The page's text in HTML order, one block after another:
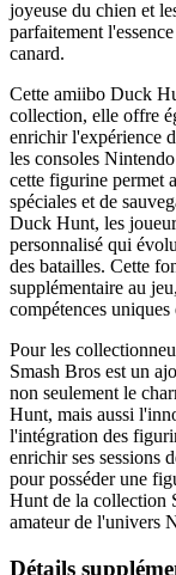
joyeuse du chien et
parfaitement
canard.
Cette amiibo Duck
collection, elle offre
enrichir l'expérience
les consoles
cette figurine permet
spéciales et de
Duck Hunt, les
personnalisé qui
des batailles. Cette
supplémentaire au
compétences
Pour les
Smash Bros est un
non seulement le
Hunt, mais aussi
l'intégration des
enrichir ses sessions
pour posséder une
Hunt de la collection
amateur de l'univers
Détails